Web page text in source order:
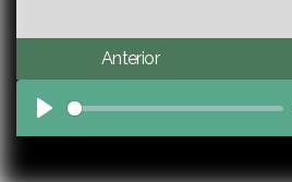
Anterior
Play